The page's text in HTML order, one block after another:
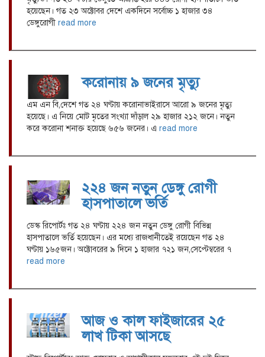
হয়েছেন। গত ২৩ অক্টোবর দেশে একদিনে সর্বোচ্চ ১ হাজার ৩৪
ডেঙ্গুরোগী read more
করোনায় ৯ জনের মৃত্যু
এম এন বি,দেশে গত ২৪ ঘণ্টায় করোনাভাইরাসে আরো ৯ জনের মৃত্যু
হয়েছে। এ নিয়ে মোট মৃতের সংখ্যা দাঁড়াল ২৯ হাজার ২১২ জনে। নতুন
করে করোনা শনাক্ত হয়েছে ৬৫৬ জনের। এ read more
২২৪ জন নতুন ডেঙ্গু রোগী
হাসপাতালে ভর্তি
ডেস্ক রিপোর্টঃ গত ২৪ ঘণ্টায় ২২৪ জন নতুন ডেঙ্গু রোগী বিভিন্ন
হাসপাতালে ভর্তি হয়েছেন। এর মধ্যে রাজধানীতেই রয়েছেন গত ২৪
ঘণ্টায় ১৬৫জন। অক্টোবরের ৯ দিনে ১ হাজার ৭২১ জন,সেপ্টেম্বরের ৭
read more
আজ ও কাল ফাইজারের ২৫
লাখ টিকা আসছে